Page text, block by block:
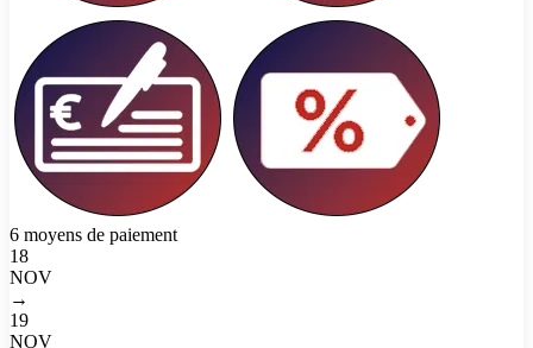
6 moyens de paiement
18
NOV
→
19
NOV